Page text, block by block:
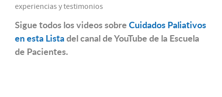
experiencias y testimonios
Sigue todos los videos sobreCuidados Paliativos
en esta Listadel canal de YouTube de la Escuela
de Pacientes.